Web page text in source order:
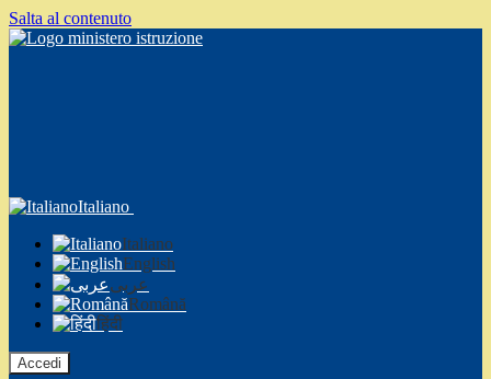
Salta al contenuto
Italiano
Italiano
English
عربى
Română
हिंदी
Accedi